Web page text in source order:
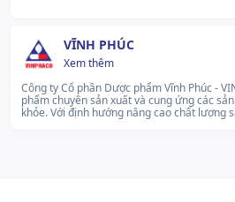
mũi hàng ngày.
Rửa và massage mặt, vùng
và bẩn, làm sáng da, mịn da.
Dùng làm nước súc miệng
VĨNH PHÚC
Xem thêm
Công ty Cổ phần Dược phẩm Vĩnh Phúc -
phẩm chuyên sản xuất và cung ứng các
khỏe. Với định hướng nâng cao chất lượng